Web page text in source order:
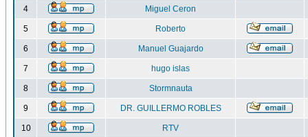
4 Miguel Ceron
5 Roberto
6 Manuel Guajardo
7 hugo islas
8 Stormnauta
9 DR. GUILLERMO ROBLES
10 RTV